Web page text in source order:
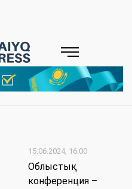
15.06.2024, 16:00
Облыстық
конференция –